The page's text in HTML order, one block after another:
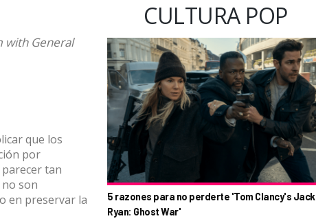
with General
que los
por
tan
son
en preservar la
CULTURA POP
5 razones para no perderte 'Tom Clancy's Jack
Ryan: Ghost War'